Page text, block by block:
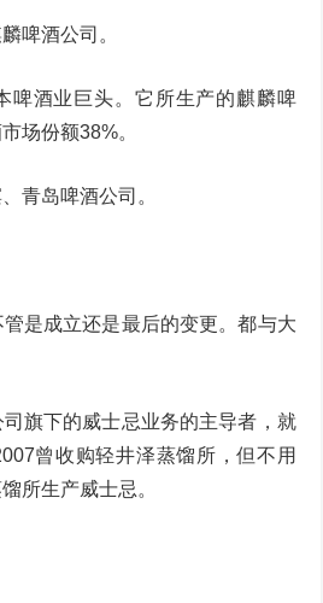
啤酒公司。
啤酒业巨头。它所生产的麒麟啤
场份额38%。
青岛啤酒公司。
是成立还是最后的变更。都与大
旗下的威士忌业务的主导者，就
曾收购轻井泽蒸馏所，但不用
所生产威士忌。